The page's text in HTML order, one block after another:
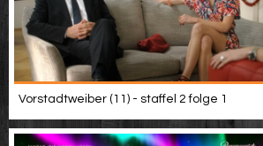
Vorstadtweiber (11) - staffel 2 folge 1